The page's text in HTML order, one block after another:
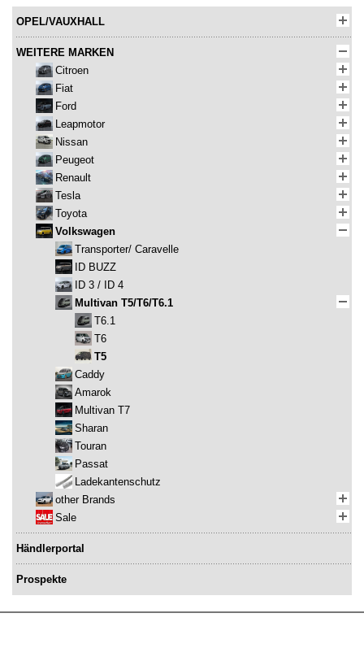
OPEL/VAUXHALL
WEITERE MARKEN
Citroen
Fiat
Ford
Leapmotor
Nissan
Peugeot
Renault
Tesla
Toyota
Volkswagen
Transporter/ Caravelle
ID BUZZ
ID 3 / ID 4
Multivan T5/T6/T6.1
T6.1
T6
T5
Caddy
Amarok
Multivan T7
Sharan
Touran
Passat
Ladekantenschutz
other Brands
Sale
Händlerportal
Prospekte